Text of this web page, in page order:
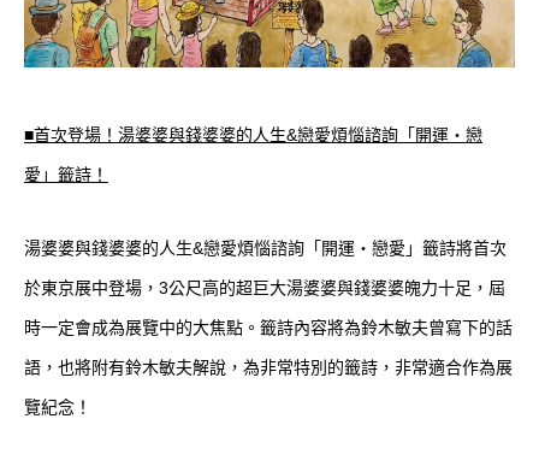
■首次登場！湯婆婆與錢婆婆的人生&戀愛煩惱諮詢「開運・戀
愛」籤詩！
湯婆婆與錢婆婆的人生&戀愛煩惱諮詢「開運・戀愛」籤詩將首次
於東京展中登場，3公尺高的超巨大湯婆婆與錢婆婆魄力十足，屆
時一定會成為展覽中的大焦點。籤詩內容將為鈴木敏夫曾寫下的話
語，也將附有鈴木敏夫解說，為非常特別的籤詩，非常適合作為展
覽紀念！